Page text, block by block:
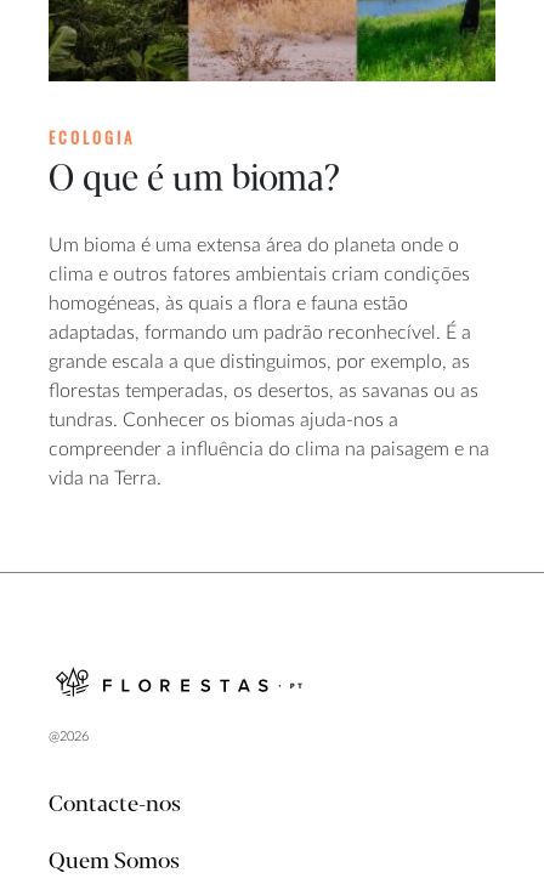
ECOLOGIA
O que é um bioma?
Um bioma é uma extensa área do planeta onde o
clima e outros fatores ambientais criam condições
homogéneas, às quais a flora e fauna estão
adaptadas, formando um padrão reconhecível. É a
grande escala a que distinguimos, por exemplo, as
florestas temperadas, os desertos, as savanas ou as
tundras. Conhecer os biomas ajuda-nos a
compreender a influência do clima na paisagem e na
vida na Terra.
@2026
Contacte-nos
Quem Somos